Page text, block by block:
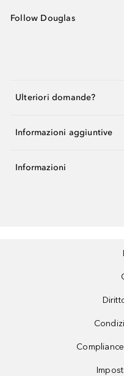
Follow Douglas
Ulteriori domande?
Informazioni aggiuntive
Informazioni